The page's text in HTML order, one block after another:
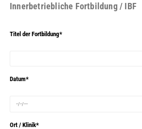
Innerbetriebliche Fortbildung / IBF
Titel der Fortbildung*
Datum*
Ort / Klinik*